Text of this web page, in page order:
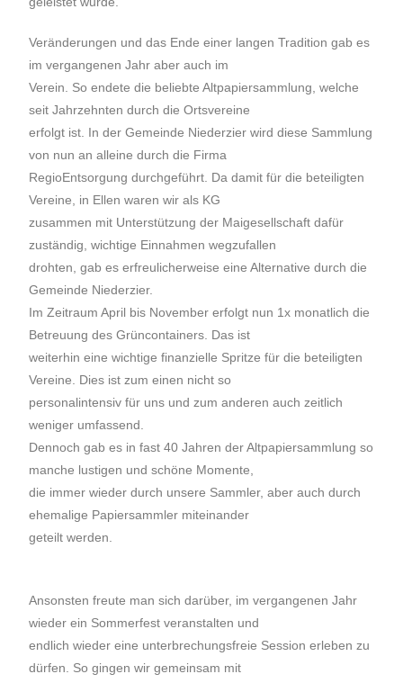
Veränderungen und das Ende einer langen Tradition gab es
im vergangenen Jahr aber auch im
Verein. So endete die beliebte Altpapiersammlung, welche
seit Jahrzehnten durch die Ortsvereine
erfolgt ist. In der Gemeinde Niederzier wird diese Sammlung
von nun an alleine durch die Firma
RegioEntsorgung durchgeführt. Da damit für die beteiligten
Vereine, in Ellen waren wir als KG
zusammen mit Unterstützung der Maigesellschaft dafür
zuständig, wichtige Einnahmen wegzufallen
drohten, gab es erfreulicherweise eine Alternative durch die
Gemeinde Niederzier.
Im Zeitraum April bis November erfolgt nun 1x monatlich die
Betreuung des Grüncontainers. Das ist
weiterhin eine wichtige finanzielle Spritze für die beteiligten
Vereine. Dies ist zum einen nicht so
personalintensiv für uns und zum anderen auch zeitlich
weniger umfassend.
Dennoch gab es in fast 40 Jahren der Altpapiersammlung so
manche lustigen und schöne Momente,
die immer wieder durch unsere Sammler, aber auch durch
ehemalige Papiersammler miteinander
geteilt werden.
Ansonsten freute man sich darüber, im vergangenen Jahr
wieder ein Sommerfest veranstalten und
endlich wieder eine unterbrechungsfreie Session erleben zu
dürfen. So gingen wir gemeinsam mit